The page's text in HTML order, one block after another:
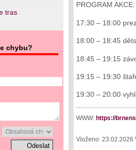
chybu?
PROGRAM AKCE:
17:30 – 18:00
18:00 – 18:45
18:45 – 19:15
19:15 – 19:30
19:30 – 20:00
WWW: https://
Vloženo: 23.02.2026